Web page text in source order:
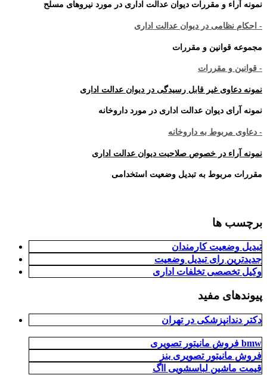
نمونه آراء و مقررات دیوان عدالت اداری در مورد نیروهای مسلح
- احکام نظامی در دیوان عدالت اداری
مجموعه قوانین و مقررات
- قوانین و مقررات
نمونه دعاوی غیر قابل رسیدگی در دیوان عدالت اداری
نمونه آرای دیوان عدالت اداری در مورد داروخانه
- دعاوی مربوط به داروخانه
نمونه آراء در خصوص صلاحیت دیوان عدالت اداری
مقررات مربوط به تبدیل وضعیت استخدامی
برچسب ها
تبدیل وضعیت کارمندان
جدیدترین رای تبدیل وضعیت
وکیل تخصصی تخلفات اداری
پیوندهای مفید
دکتر دندانپزشکی در تهران
فروش مانیتور تصویری bmw
فروش مانیتور تصویری بنز
قیمت ماشین لباسشویی ااگ